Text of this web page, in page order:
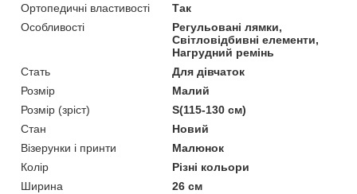
Ортопедичні властивості
Так
Особливості
Регульовані лямки,
Світловідбивні елементи,
Нагрудний ремінь
Стать
Для дівчаток
Розмір
Малий
Розмір (зріст)
S(115-130 см)
Стан
Новий
Візерунки і принти
Малюнок
Колір
Різні кольори
Ширина
26 см